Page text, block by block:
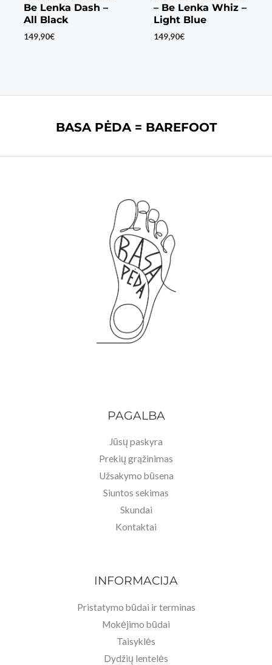
Be Lenka Dash –
All Black
149,90€
– Be Lenka Whiz –
Light Blue
149,90€
BASA PĖDA = BAREFOOT
PAGALBA
Jūsų paskyra
Prekių grąžinimas
Užsakymo būsena
Siuntos sekimas
Skundai
Kontaktai
INFORMACIJA
Pristatymo būdai ir terminas
Mokėjimo būdai
Taisyklės
Dydžių lentelės